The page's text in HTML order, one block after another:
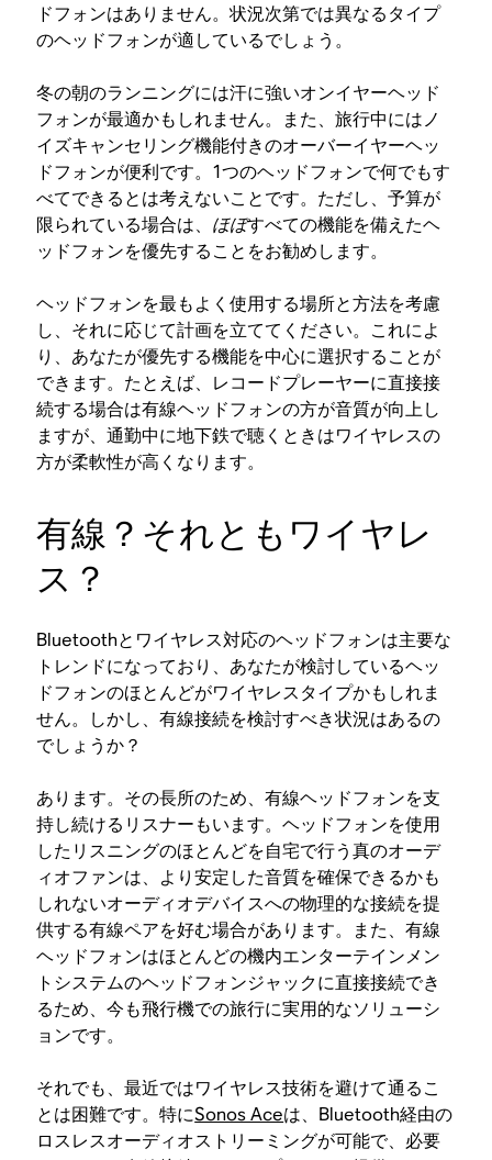
ドフォンはありません。状況次第では異なるタイプ
のヘッドフォンが適しているでしょう。
冬の朝のランニングには汗に強いオンイヤーヘッド
フォンが最適かもしれません。また、旅行中にはノ
イズキャンセリング機能付きのオーバーイヤーヘッ
ドフォンが便利です。1つのヘッドフォンで何でもす
べてできるとは考えないことです。ただし、予算が
限られている場合は、 ほぼすべての機能を備えたヘ
ッドフォンを優先することをお勧めします。
ヘッドフォンを最もよく使用する場所と方法を考慮
し、それに応じて計画を立ててください。これによ
り、あなたが優先する機能を中心に選択することが
できます。たとえば、レコードプレーヤーに直接接
続する場合は有線ヘッドフォンの方が音質が向上し
ますが、通勤中に地下鉄で聴くときはワイヤレスの
方が柔軟性が高くなります。
有線？それともワイヤレ
ス？
Bluetoothとワイヤレス対応のヘッドフォンは主要な
トレンドになっており、あなたが検討しているヘッ
ドフォンのほとんどがワイヤレスタイプかもしれま
せん。しかし、有線接続を検討すべき状況はあるの
でしょうか？
あります。その長所のため、有線ヘッドフォンを支
持し続けるリスナーもいます。ヘッドフォンを使用
したリスニングのほとんどを自宅で行う真のオーデ
ィオファンは、より安定した音質を確保できるかも
しれないオーディオデバイスへの物理的な接続を提
供する有線ペアを好む場合があります。また、有線
ヘッドフォンはほとんどの機内エンターテインメン
トシステムのヘッドフォンジャックに直接接続でき
るため、今も飛行機での旅行に実用的なソリューシ
ョンです。
それでも、最近ではワイヤレス技術を避けて通るこ
とは困難です。特にSonos Aceは、Bluetooth経由の
ロスレスオーディオストリーミングが可能で、必要